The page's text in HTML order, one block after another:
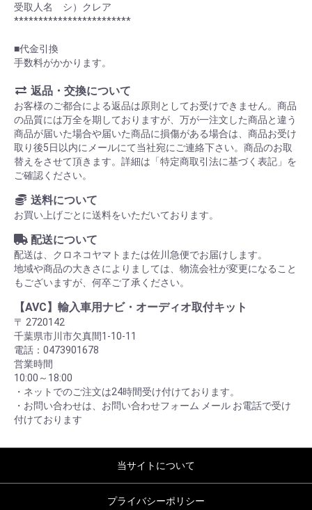
受取人名 シ）クレア
************************
■代金引換
手数料がかかります。
返品・交換について
お客様のご都合による返品は原則としてお受けできません。商品
の品質には万全を期しておりますが、万が一注文した商品と違う
商品が届いた場合や届いた商品に損傷がある場合は、商品お受け
取り後5日以内にメールにて当社宛にご連絡下さい。商品のお取
替えをさせて頂きます。詳細は「特定商取引法に基づく表記」を
ご確認ください。
送料について
お買い上げごとに送料をいただいております。
配送について
配送は、クロネコヤマトまたは佐川急便でお届けします。
地域や商品の大きさによりましては、物流会社が変更になること
もございますが、何卒ご了承ください。
【AVC】輸入車用ナビ・オーディオ取付キット
〒 2720142
千葉県市川市欠真間1-10-11
電話：0473901678
営業時間
10:00～18:00
・ネットでのご注文は24時間受け付けております。
・お問い合わせは、お問い合わせフォーム メール お電話で受け
付けております
当サイトについて
プライバシーポリシー